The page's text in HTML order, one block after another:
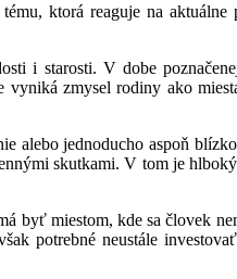
ktorá reaguje na aktuálne
i starosti. V dobe
zmysel rodiny ako
alebo jednoducho aspoň
skutkami. V tom je
byť miestom, kde sa človek
potrebné neustále